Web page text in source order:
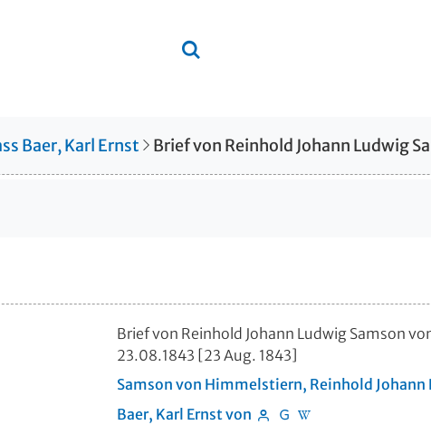
Baer, Karl Ernst
Brief von Reinhold Johann Ludwig Samson
23.08.1843 [23 Aug. 1843]
Samson von Himmelstiern, Reinhold Johann
Baer, Karl Ernst von